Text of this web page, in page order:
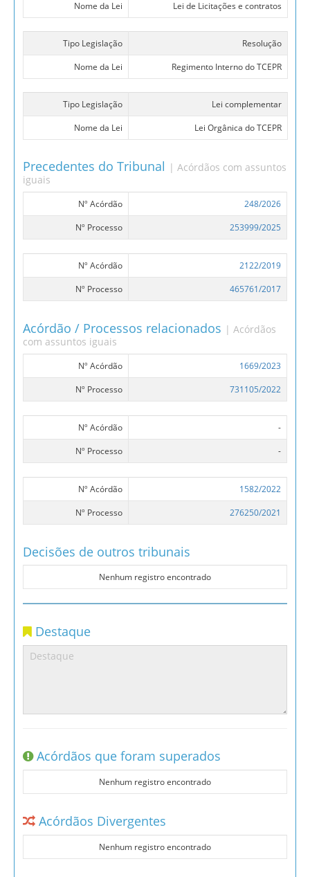
Nome da Lei Lei de Licitações e contratos
Tipo Legislação
Resolução
Nome da Lei
Regimento Interno do TCEPR
Tipo Legislação
Lei complementar
Nome da Lei
Lei Orgânica do TCEPR
Precedentes do Tribunal | Acórdãos com assuntos
iguais
Nº Acórdão
248/2026
Nº Processo
253999/2025
Nº Acórdão
2122/2019
Nº Processo
465761/2017
Acórdão / Processos relacionados | Acórdãos
com assuntos iguais
Nº Acórdão
1669/2023
Nº Processo
731105/2022
Nº Acórdão
-
Nº Processo
-
Nº Acórdão
1582/2022
Nº Processo
276250/2021
Decisões de outros tribunais
Nenhum registro encontrado
Destaque
Acórdãos que foram superados
Nenhum registro encontrado
Acórdãos Divergentes
Nenhum registro encontrado